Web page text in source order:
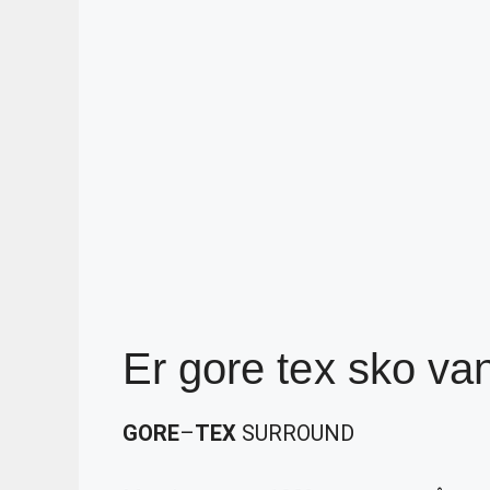
Er gore tex sko
GORE–TEX SURROUND